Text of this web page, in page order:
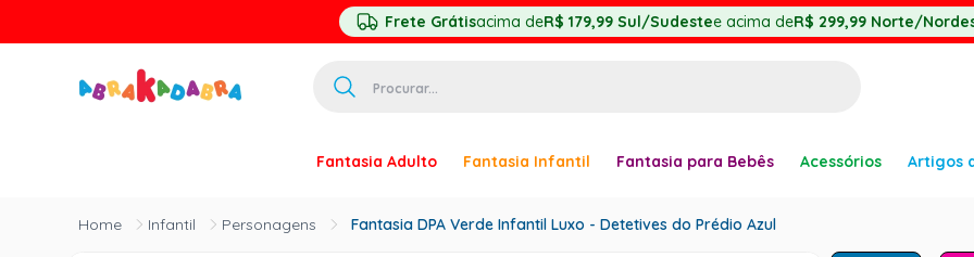
Frete Grátisacima deR$ 179,99 Sul/Sudestee acima deR$ 299,99 Norte/
Fantasia Adulto Fantasia Infantil Fantasia para Bebês Acessórios Artigos
Infantil Personagens Fantasia DPA Verde Infantil Luxo - Detetives do Prédio Azul
princesa